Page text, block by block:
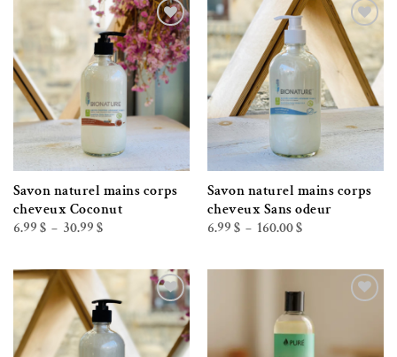
Ajouter à la liste de souhaits
Savon naturel mains corps
cheveux Coconut
6.99 $ – 30.99 $Plage
de
à
30.99 $
Ajouter à la liste de souhaits
Savon naturel mains corps
cheveux Sans odeur
6.99 $ – 160.00$Plage
de
à
Ajouter à la liste de souhaits Ajouter à la liste de souhaits